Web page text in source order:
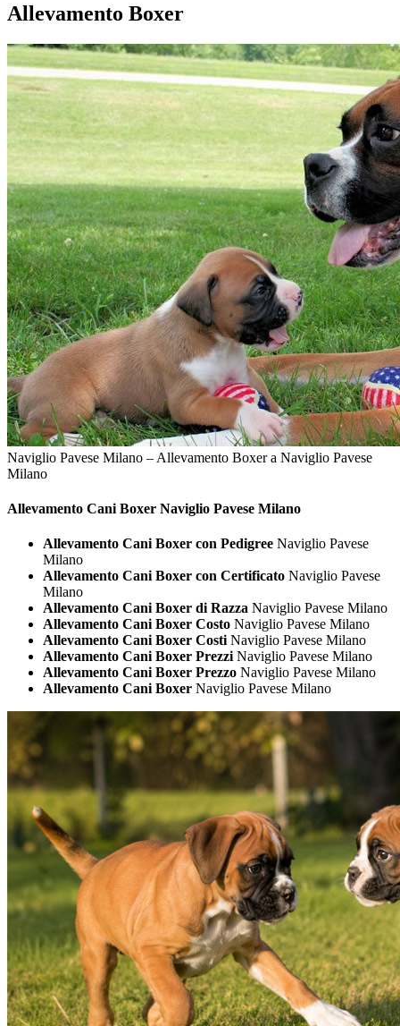
Allevamento Boxer
Naviglio Pavese Milano – Allevamento Boxer a Naviglio Pavese
Milano
Allevamento Cani Boxer Naviglio Pavese Milano
Allevamento Cani Boxer con Pedigree Naviglio Pavese
Milano
Allevamento Cani Boxer con Certificato Naviglio Pavese
Milano
Allevamento Cani Boxer di Razza Naviglio Pavese Milano
Allevamento Cani Boxer Costo Naviglio Pavese Milano
Allevamento Cani Boxer Costi Naviglio Pavese Milano
Allevamento Cani Boxer Prezzi Naviglio Pavese Milano
Allevamento Cani Boxer Prezzo Naviglio Pavese Milano
Allevamento Cani Boxer Naviglio Pavese Milano